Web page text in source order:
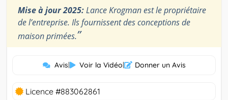
Mise à jour 2025:Lance Krogman est le propriétaire
de l’entreprise. Ils fournissent des conceptions de
maison primées.”
Avis| Voir la Vidéo| Donner un Avis
Licence #883062861